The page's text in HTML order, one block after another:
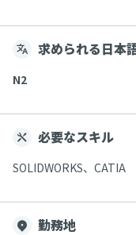
求められる日本
N2
必要なスキル
SOLIDWORKS、CATIA
勤務地